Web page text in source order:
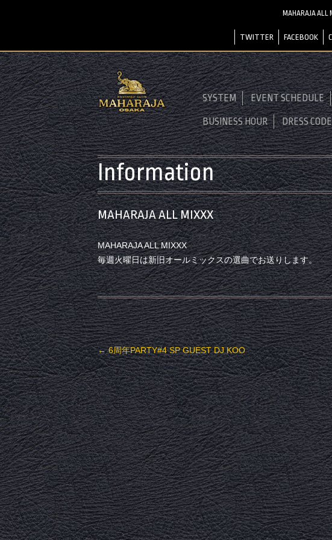
MAHARAJA
TWITTER FACEBOOK
SYSTEM EVENT SCHEDULE
BUSINESS HOUR DRESS
Information
MAHARAJA ALL MIXXX
MAHARAJA ALL MIXXX
毎週火曜日は新旧オールミックスの選曲でお送りします。
投稿ナビゲーション
←6周年PARTY#4 SP GUEST DJ KOO